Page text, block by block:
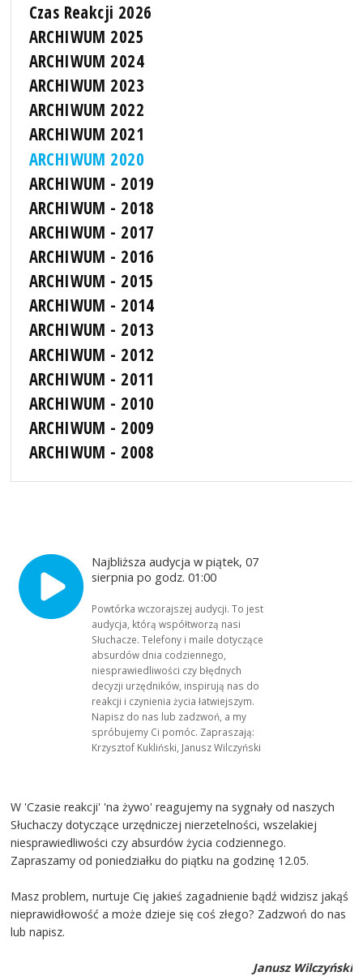
Czas Reakcji 2026
ARCHIWUM 2025
ARCHIWUM 2024
ARCHIWUM 2023
ARCHIWUM 2022
ARCHIWUM 2021
ARCHIWUM 2020
ARCHIWUM - 2019
ARCHIWUM - 2018
ARCHIWUM - 2017
ARCHIWUM - 2016
ARCHIWUM - 2015
ARCHIWUM - 2014
ARCHIWUM - 2013
ARCHIWUM - 2012
ARCHIWUM - 2011
ARCHIWUM - 2010
ARCHIWUM - 2009
ARCHIWUM - 2008
Najbliższa audycja w piątek, 07
sierpnia po godz. 01:00
Powtórka wczorajszej audycji. To jest
audycja, którą współtworzą nasi
Słuchacze. Telefony i maile dotyczące
absurdów dnia codziennego,
niesprawiedliwości czy błędnych
decyzji urzędników, inspirują nas do
reakcji i czynienia życia łatwiejszym.
Napisz do nas lub zadzwoń, a my
spróbujemy Ci pomóc. Zapraszają:
Krzysztof Kukliński, Janusz Wilczyński
W 'Czasie reakcji' 'na żywo' reagujemy na sygnały od naszych
Słuchaczy dotyczące urzędniczej nierzetelności, wszelakiej
niesprawiedliwości czy absurdów życia codziennego.
Zapraszamy od poniedziałku do piątku na godzinę 12.05.
Masz problem, nurtuje Cię jakieś zagadnienie bądź widzisz jakąś
nieprawidłowość a może dzieje się coś złego? Zadzwoń do nas
lub napisz.
Janusz Wilczyński